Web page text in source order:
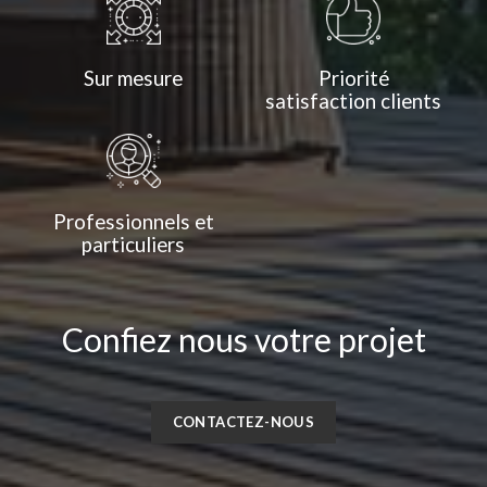
Sur mesure
Priorité
satisfaction clients
Professionnels et
particuliers
Confiez nous votre projet
CONTACTEZ-NOUS